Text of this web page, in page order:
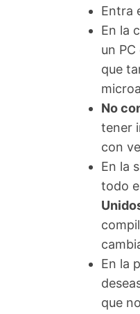
Entra
En la
un
que
No
tener
con
En la
todo
En la
que